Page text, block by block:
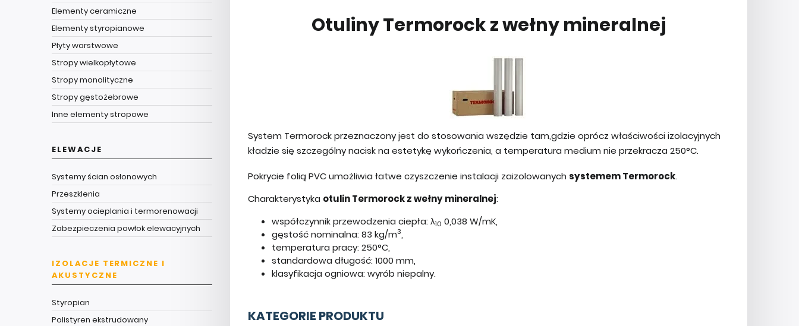
Elementy ceramiczne
Elementy styropianowe
Płyty warstwowe
Stropy wielkopłytowe
Stropy monolityczne
Stropy gęstożebrowe
Inne elementy stropowe
ELEWACJE
Systemy ścian osłonowych
Przeszklenia
Systemy ocieplania i termorenowacji
Zabezpieczenia powłok elewacyjnych
IZOLACJE TERMICZNE I
AKUSTYCZNE
Styropian
Polistyren ekstrudowany
Otuliny Termorock z wełny mineralnej
System Termorock przeznaczony jest do stosowania wszędzie tam,gdzie oprócz właściwości izolacyjnych
kładzie się szczególny nacisk na estetykę wykończenia, a temperatura medium nie przekracza 250°C.
Pokrycie folią PVC umożliwia łatwe czyszczenie instalacji zaizolowanych systemem Termorock.
Charakterystyka otulin Termorock z wełny mineralnej:
współczynnik przewodzenia ciepła: λ10 0,038 W/mK,
gęstość nominalna: 83 kg/m3,
temperatura pracy: 250°C,
standardowa długość: 1000 mm,
klasyfikacja ogniowa: wyrób niepalny.
KATEGORIE PRODUKTU